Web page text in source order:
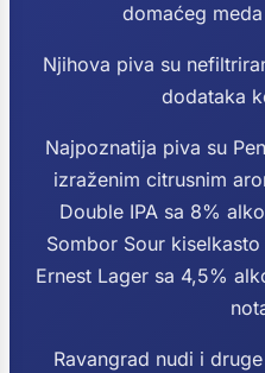
domaćeg
Njihova piva su
dodataka
Najpoznatija piva su
izraženim citrusnim
Double IPA sa 8%
Sombor Sour
Ernest Lager sa 4,5%
Ravangrad nudi i